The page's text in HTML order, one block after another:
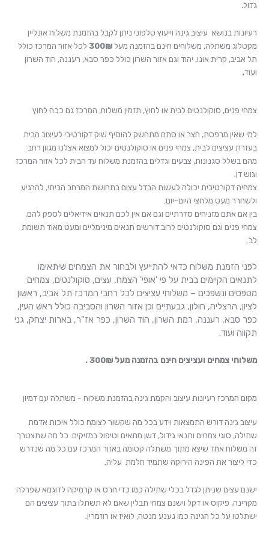
גדול.
רעיונות בנושא עיצוב גינה וייעוץ טלפוני ניתן לקבל בהזמנת משלוח אונליין
מקטלוג משתלה, משלוחים חינם בהזמנה מעל300₪ לכל אזור המרכז כולל
תל אביב, קרית אונו, יהוד וגם אזור השרון כולל כפר סבא, רעננה, הוד השרון
ועוד.
צמחי פנים, סוקולנטים לבית או לחוץ, תזמין משלוח, המרכז גם ככה לחוץ
למי שאין מרפסת, חצר או סתם מתחשק להוסיף שיק דקורטיבי לעיצוב הבית
בעזרת עציצים לבית, צמחי פנים או סוקולנטים יכול למצוא אצלנו מגוון רחב
מהם בשלל סגנונות, צבעים וגדלים בהזמנת משלוח עד הבית לכל אזור המרכז
וגוש דן.
צמחיה דקורטיבית יכולה לעשות הבדל עצום בתחושת המרחב הביתי, להרגיע
ולשחרר מעט מלחצי היום-יום.
בין אם אתם מזניחים סדרתיים וגם אם אין לכם תנאים אידיאלים לספק להם,
צמחי פנים וגם סוקולנטים לרוב דורשים תנאים מינימליים ומעט מאוד תשומת
לב.
לפני הזמנת משלוח כדאי להתייעץ ולבחור את הצמחים שיתאימו
לתנאים הקיימים בבית על פי 'אופי' הצמח, עצים, סוקולנטים, צמחים
מטפסים ונשפכים – משלוחי עציצים לכל רחבי המרכז תל אביב, ראשון
לציון, הרצליה, חולון, גבעתיים וכן אזור השרון והסביבה כולל ראש העין,
כפר סבא, רעננה, רמת השרון, הוד השרון, כפר אז"ר, בארות יצחק, גני
תקווה ועוד.
משלוחי צמחים ועציצים חינם בהזמנה מעל 300₪ .
מקום המרכז רעיונות עיצוב והקמת גינה בהזמנת משלוח - משתלה עם דמיון
עיצוב גינה דורש התמצאות וידע בכל מה שקשור לצומח כולל איכות אדמת
שתילה, סוגי צמחים ותנאי גידול, דשן מתאים וטיפול במזיקים. כל מה שתצטרך
זה משלוח אחד שיצא מתוך משתלה קסומה באזור המרכז עם כל מה שנדרש
כדי ליצור את הפינה הירוקה שתמיד חלמת עליה.
ישנם עצים שניתן לגדל בכלי שתילה כמו כדי חרס או קרמיקה לדוגמא שפרלה
מקרינה, פיקוס או דקל וישנם צמחי תבלין שאם לא תשתלו בתוך עציצים הם
ישתלטו על כל הגינה כמו נענע מנטה, לואיז או רוזמרין.